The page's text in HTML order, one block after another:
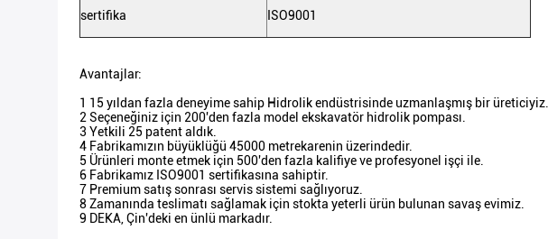
sertifika ISO9001
Avantajlar:
1 15 yıldan fazla deneyime sahip Hidrolik endüstrisinde uzmanlaşmış bir üreticiyiz.
2 Seçeneğiniz için 200'den fazla model ekskavatör hidrolik pompası.
3 Yetkili 25 patent aldık.
4 Fabrikamızın büyüklüğü 45000 metrekarenin üzerindedir.
5 Ürünleri monte etmek için 500'den fazla kalifiye ve profesyonel işçi ile.
6 Fabrikamız ISO9001 sertifikasına sahiptir.
7 Premium satış sonrası servis sistemi sağlıyoruz.
8 Zamanında teslimatı sağlamak için stokta yeterli ürün bulunan savaş evimiz.
9 DEKA, Çin'deki en ünlü markadır.